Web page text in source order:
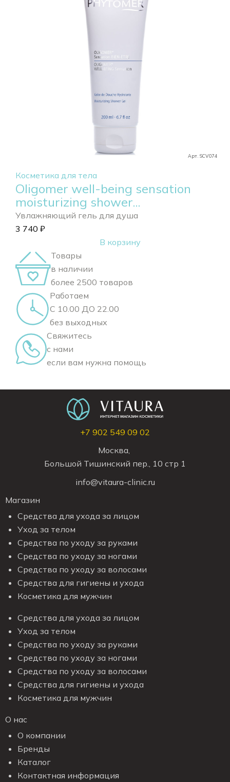
Арт. SCV074
Косметика для тела
Oligomer well-being sensation
moisturizing shower...
Увлажняющий гель для душа
3 740 ₽
В корзину
Товары
в наличии
более 2500 товаров
Работаем
С 10.00 ДО 22.00
без выходных
Свяжитесь
с нами
если вам нужна помощь
+7 902 549 09 02
Москва,
Большой Тишинский пер., 10 стр 1
info@vitaura-clinic.ru
Магазин
Средства для ухода за лицом
Уход за телом
Средства по уходу за руками
Средства по уходу за ногами
Средства по уходу за волосами
Средства для гигиены и ухода
Косметика для мужчин
Средства для ухода за лицом
Уход за телом
Средства по уходу за руками
Средства по уходу за ногами
Средства по уходу за волосами
Средства для гигиены и ухода
Косметика для мужчин
О нас
О компании
Бренды
Каталог
Контактная информация